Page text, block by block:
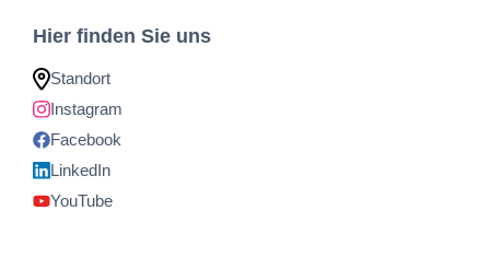
Hier finden Sie uns
Standort
Instagram
Facebook
LinkedIn
YouTube